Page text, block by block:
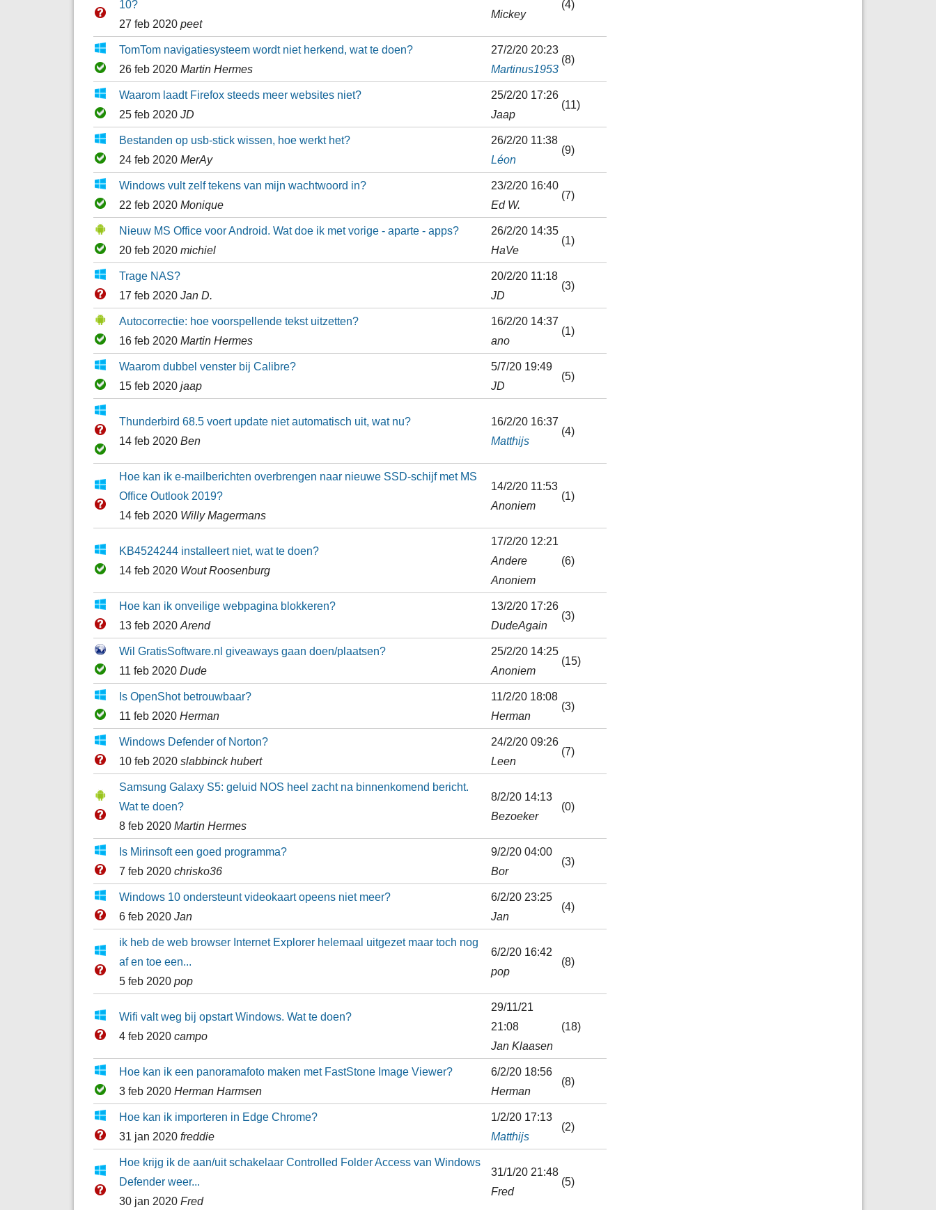
10?
27 feb 2020 peet
Mickey
(4)
TomTom navigatiesysteem wordt niet herkend, wat te doen?
26 feb 2020 Martin Hermes
27/2/20 20:23
Martinus1953
(8)
Waarom laadt Firefox steeds meer websites niet?
25 feb 2020 JD
25/2/20 17:26
Jaap
(11)
Bestanden op usb-stick wissen, hoe werkt het?
24 feb 2020 MerAy
26/2/20 11:38
Léon
(9)
Windows vult zelf tekens van mijn wachtwoord in?
22 feb 2020 Monique
23/2/20 16:40
Ed W.
(7)
Nieuw MS Office voor Android. Wat doe ik met vorige - aparte - apps?
20 feb 2020 michiel
26/2/20 14:35
HaVe
(1)
Trage NAS?
17 feb 2020 Jan D.
20/2/20 11:18
JD
(3)
Autocorrectie: hoe voorspellende tekst uitzetten?
16 feb 2020 Martin Hermes
16/2/20 14:37
ano
(1)
Waarom dubbel venster bij Calibre?
15 feb 2020 jaap
5/7/20 19:49
JD
(5)
Thunderbird 68.5 voert update niet automatisch uit, wat nu?
14 feb 2020 Ben
16/2/20 16:37
Matthijs
(4)
Hoe kan ik e-mailberichten overbrengen naar nieuwe SSD-schijf met MS
Office Outlook 2019?
14 feb 2020 Willy Magermans
14/2/20 11:53
Anoniem
(1)
KB4524244 installeert niet, wat te doen?
14 feb 2020 Wout Roosenburg
17/2/20 12:21
Andere
Anoniem
(6)
Hoe kan ik onveilige webpagina blokkeren?
13 feb 2020 Arend
13/2/20 17:26
DudeAgain
(3)
Wil GratisSoftware.nl giveaways gaan doen/plaatsen?
11 feb 2020 Dude
25/2/20 14:25
Anoniem
(15)
Is OpenShot betrouwbaar?
11 feb 2020 Herman
11/2/20 18:08
Herman
(3)
Windows Defender of Norton?
10 feb 2020 slabbinck hubert
24/2/20 09:26
Leen
(7)
Samsung Galaxy S5: geluid NOS heel zacht na binnenkomend bericht.
Wat te doen?
8 feb 2020 Martin Hermes
8/2/20 14:13
Bezoeker
(0)
Is Mirinsoft een goed programma?
7 feb 2020 chrisko36
9/2/20 04:00
Bor
(3)
Windows 10 ondersteunt videokaart opeens niet meer?
6 feb 2020 Jan
6/2/20 23:25
Jan
(4)
ik heb de web browser Internet Explorer helemaal uitgezet maar toch nog
af en toe een...
5 feb 2020 pop
6/2/20 16:42
pop
(8)
Wifi valt weg bij opstart Windows. Wat te doen?
4 feb 2020 campo
29/11/21
21:08
Jan Klaasen
(18)
Hoe kan ik een panoramafoto maken met FastStone Image Viewer?
3 feb 2020 Herman Harmsen
6/2/20 18:56
Herman
(8)
Hoe kan ik importeren in Edge Chrome?
31 jan 2020 freddie
1/2/20 17:13
Matthijs
(2)
Hoe krijg ik de aan/uit schakelaar Controlled Folder Access van Windows
Defender weer...
30 jan 2020 Fred
31/1/20 21:48
Fred
(5)